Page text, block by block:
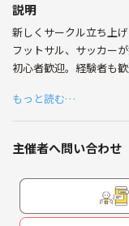
説明
新しくサークル立ち上
フットサル、サッカー
初心者歓迎。経験者も歓
場所は、千葉駅の近郊
8人くらいメンバーが集
もっと読む…
主催者へ問い合わせ